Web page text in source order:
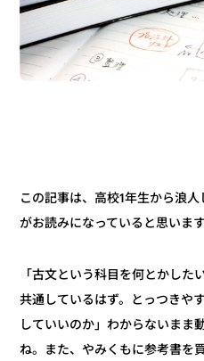
この記事は、高校1年生から浪
がお読みになっていると思います
「古文という科目を何とかし
共通しているはず。とっつきや
していいのか」わからないまま
ね。また、やみくもに参考書を